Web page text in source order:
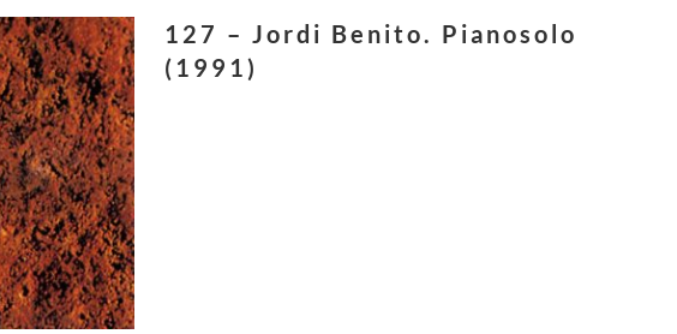
127 – Jordi Benito. Pianosolo
(1991)